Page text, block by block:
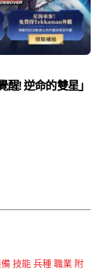
醒! 逆命的雙星」
技能 兵種 職業 附